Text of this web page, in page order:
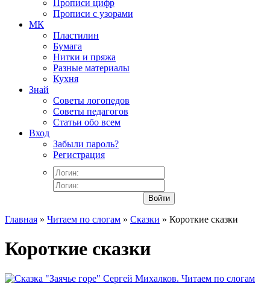
Прописи цифр
Прописи с узорами
МК
Пластилин
Бумага
Нитки и пряжа
Разные материалы
Кухня
Знай
Советы логопедов
Советы педагогов
Статьи обо всем
Вход
Забыли пароль?
Регистрация
Войти
Главная » Читаем по слогам » Сказки » Короткие сказки
Короткие сказки